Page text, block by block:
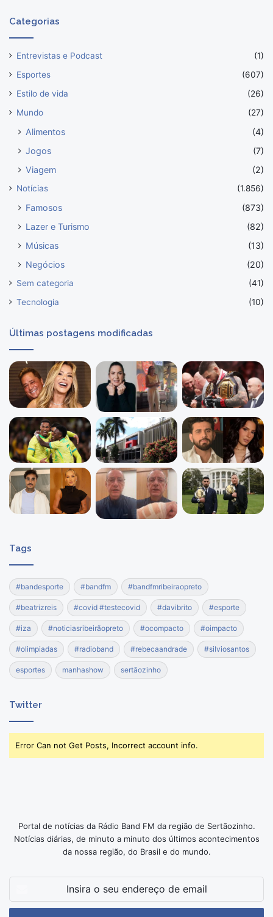
Categorias
Entrevistas e Podcast
(1)
Esportes
(607)
Estilo de vida
(26)
Mundo
(27)
Alimentos
(4)
Jogos
(7)
Viagem
(2)
Notícias (1.856)
Famosos
(873)
Lazer e Turismo
(82)
Músicas
(13)
Negócios
(20)
Sem categoria
(41)
Tecnologia
(10)
Últimas postagens modificadas
Tags
#bandesporte #bandfm #bandfmribeiraopreto
#beatrizreis #covid #testecovid #davibrito #esporte
#iza #noticiasribeirãopreto #ocompacto #oimpacto
#olimpiadas #radioband #rebecaandrade #silviosantos
esportes manhashow sertãozinho
Twitter
Error Can not Get Posts, Incorrect account info.
Portal de notícias da Rádio Band FM da região de Sertãozinho.
Notícias diárias, de minuto a minuto dos últimos acontecimentos
da nossa região, do Brasil e do mundo.
seu